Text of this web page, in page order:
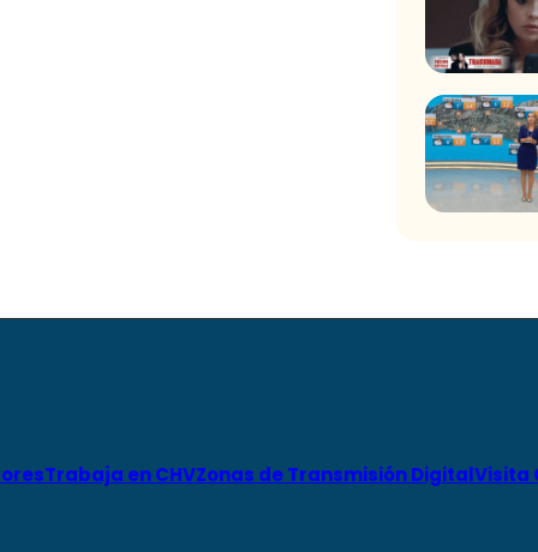
Trabaja en CHVZonas de Transmisión DigitalVisita